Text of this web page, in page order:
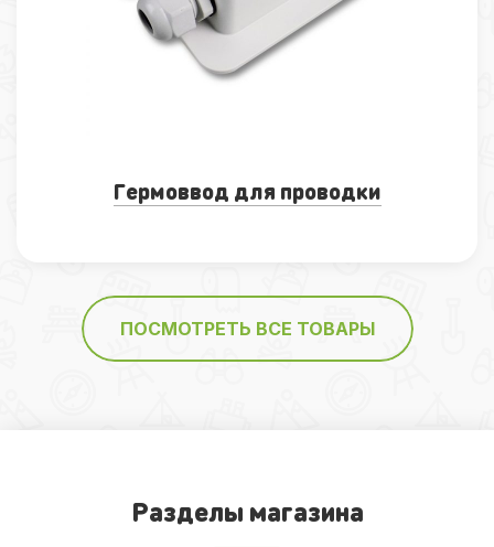
Гермоввод для проводки
ПОСМОТРЕТЬ ВСЕ ТОВАРЫ
Разделы магазина